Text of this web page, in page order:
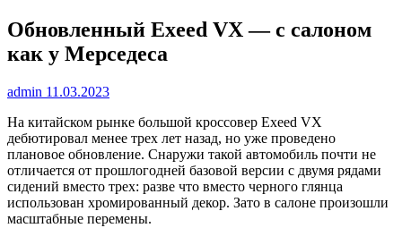
Обновленный Exeed VX — с салоном
как у Мерседеса
admin 11.03.2023
На китайском рынке большой кроссовер Exeed VX
дебютировал менее трех лет назад, но уже проведено
плановое обновление. Снаружи такой автомобиль почти не
отличается от прошлогодней базовой версии с двумя рядами
сидений вместо трех: разве что вместо черного глянца
использован хромированный декор. Зато в салоне произошли
масштабные перемены.